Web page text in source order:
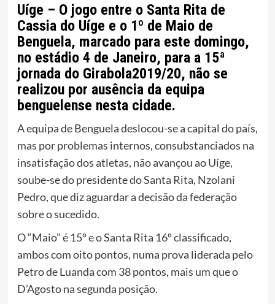
Uíge – O jogo entre o Santa Rita de
Cassia do Uíge e o 1º de Maio de
Benguela, marcado para este domingo,
no estádio 4 de Janeiro, para a 15ª
jornada do Girabola2019/20, não se
realizou por ausência da equipa
benguelense nesta cidade.
A equipa de Benguela deslocou-se a capital do país,
mas por problemas internos, consubstanciados na
insatisfação dos atletas, não avançou ao Uíge,
soube-se do presidente do Santa Rita, Nzolani
Pedro, que diz aguardar a decisão da federação
sobre o sucedido.
O “Maio” é 15º e o Santa Rita 16º classificado,
ambos com oito pontos, numa prova liderada pelo
Petro de Luanda com 38 pontos, mais um que o
D’Agosto na segunda posição.